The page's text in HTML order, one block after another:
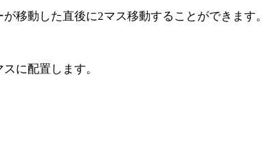
移動した直後に2マス移動することができます。
に配置します。